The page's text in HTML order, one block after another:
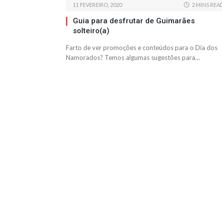
11 FEVEREIRO, 2020 2 MINS
Guia para desfrutar de Guimarães
solteiro(a)
Farto de ver promoções e conteúdos para o Dia dos
Namorados? Temos algumas sugestões para…